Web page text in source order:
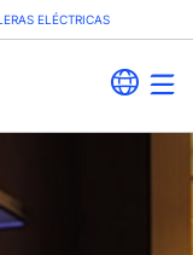
ELÉCTRICAS